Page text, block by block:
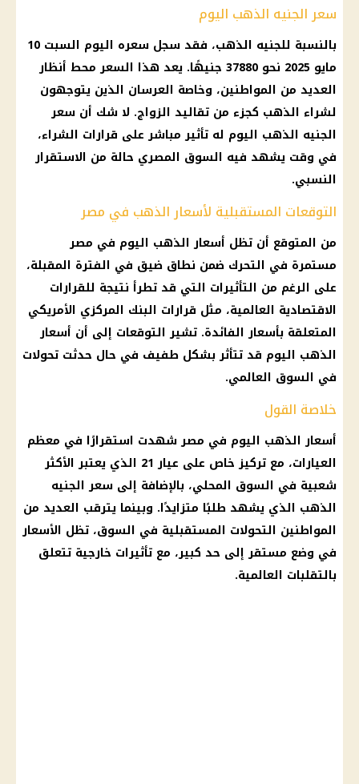
سعر الجنيه الذهب اليوم
بالنسبة للجنيه الذهب، فقد سجل سعره اليوم السبت 10
مايو 2025 نحو 37880 جنيهًا. يعد هذا السعر محط أنظار
العديد من المواطنين، وخاصة العرسان الذين يتوجهون
لشراء الذهب كجزء من تقاليد الزواج. لا شك أن سعر
الجنيه الذهب اليوم له تأثير مباشر على قرارات الشراء،
في وقت يشهد فيه السوق المصري حالة من الاستقرار
النسبي.
التوقعات المستقبلية لأسعار الذهب في مصر
من المتوقع أن تظل أسعار الذهب اليوم في مصر
مستمرة في التحرك ضمن نطاق ضيق في الفترة المقبلة،
على الرغم من التأثيرات التي قد تطرأ نتيجة للقرارات
الاقتصادية العالمية، مثل قرارات البنك المركزي الأمريكي
المتعلقة بأسعار الفائدة. تشير التوقعات إلى أن أسعار
الذهب اليوم قد تتأثر بشكل طفيف في حال حدثت تحولات
في السوق العالمي.
خلاصة القول
أسعار الذهب اليوم في مصر شهدت استقرارًا في معظم
العيارات، مع تركيز خاص على عيار 21 الذي يعتبر الأكثر
شعبية في السوق المحلي، بالإضافة إلى سعر الجنيه
الذهب الذي يشهد طلبًا متزايدًا. وبينما يترقب العديد من
المواطنين التحولات المستقبلية في السوق، تظل الأسعار
في وضع مستقر إلى حد كبير، مع تأثيرات خارجية تتعلق
بالتقلبات العالمية.